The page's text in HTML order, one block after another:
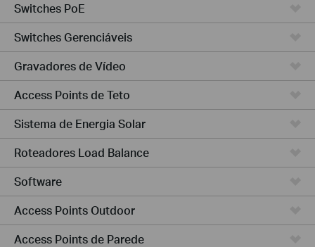
Switches PoE
Switches Gerenciáveis
Gravadores de Vídeo
Access Points de Teto
Sistema de Energia Solar
Roteadores Load Balance
Software
Access Points Outdoor
Access Points de Parede